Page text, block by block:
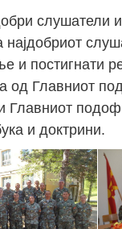
слушатели
и постигнати
од Главниот
Главниот
и доктрини.